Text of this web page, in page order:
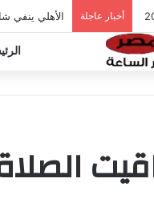
أخبار عاجلة الأهلي ينفي